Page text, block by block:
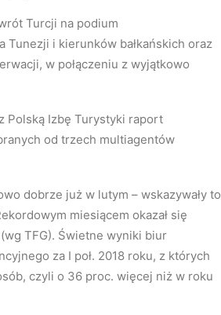
Turcji na podium
i kierunków bałkańskich oraz
w połączeniu z wyjątkowo
Polską Izbę Turystyki raport
od trzech multiagentów
dobrze już w lutym – wskazywały to
miesiącem okazał się
TFG). Świetne wyniki biur
za I poł. 2018 roku, z których
czyli o 36 proc. więcej niż w roku